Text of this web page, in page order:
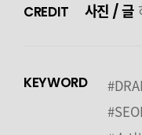
CREDIT 사진 / 글
KEYWORD